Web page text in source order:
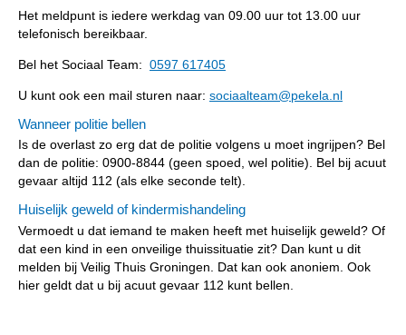
Het meldpunt is iedere werkdag van 09.00 uur tot 13.00 uur
telefonisch bereikbaar.
Bel het Sociaal Team: 0597 617405
U kunt ook een mail sturen naar: sociaalteam@pekela.nl
Wanneer politie bellen
Is de overlast zo erg dat de politie volgens u moet ingrijpen? Bel
dan de politie: 0900-8844 (geen spoed, wel politie). Bel bij acuut
gevaar altijd 112 (als elke seconde telt).
Huiselijk geweld of kindermishandeling
Vermoedt u dat iemand te maken heeft met huiselijk geweld? Of
dat een kind in een onveilige thuissituatie zit? Dan kunt u dit
melden bij Veilig Thuis Groningen. Dat kan ook anoniem. Ook
hier geldt dat u bij acuut gevaar 112 kunt bellen.